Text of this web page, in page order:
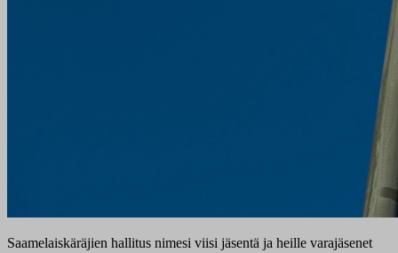
Saamelaiskäräjien hallitus nimesi viisi jäsentä ja heille varajäsenet